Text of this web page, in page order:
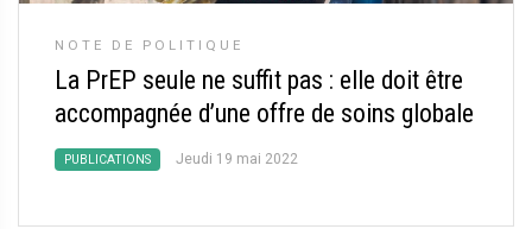
NOTE DE POLITIQUE
La PrEP seule ne suffit pas : elle doit être
accompagnée d’une offre de soins globale
PUBLICATIONS Jeudi 19 mai 2022